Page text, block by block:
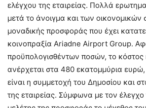
ελέγχου της εταιρείας. Πολλά
μετά το άνοιγμα και των οικονομικών
μοναδικής προσφοράς που έχει
κοινοπραξία Ariadne Airport Group.
προϋπολογισθέντων ποσών, το
ανέρχεται στα 480 εκατομμύρια
είναι η συμμετοχή του Δημοσίου και
της εταιρείας. Σύμφωνα με τον έλεγχο